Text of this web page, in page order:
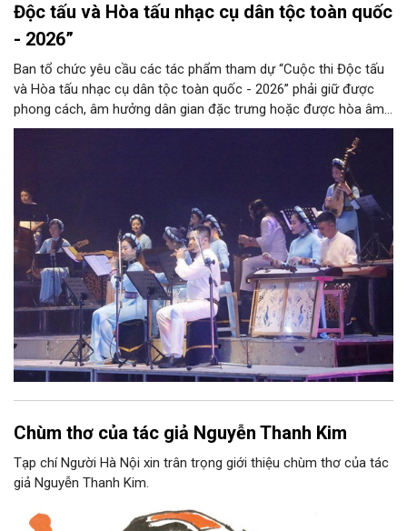
Độc tấu và Hòa tấu nhạc cụ dân tộc toàn quốc
- 2026”
Ban tổ chức yêu cầu các tác phẩm tham dự “Cuộc thi Độc tấu
và Hòa tấu nhạc cụ dân tộc toàn quốc - 2026” phải giữ được
phong cách, âm hưởng dân gian đặc trưng hoặc được hòa âm,
phối khí mới trên nền tảng làn điệu âm nhạc truyền thống Việt
Nam, đồng thời phải được trình diễn trực tiếp bằng nhạc cụ dân
Chùm thơ của tác giả Nguyễn Thanh Kim
Tạp chí Người Hà Nội xin trân trọng giới thiệu chùm thơ của tác
giả Nguyễn Thanh Kim.